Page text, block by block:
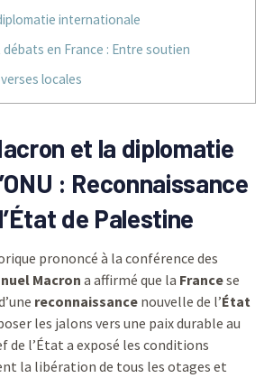
internationale
en France : Entre soutien
locales
et la diplomatie
: Reconnaissance
de Palestine
prononcé à la conférence des
Macrona affirmé que la Francese
reconnaissancenouvelle de l’État
les jalons vers une paix durable au
de l’État a exposé les conditions
la libération de tous les otages et